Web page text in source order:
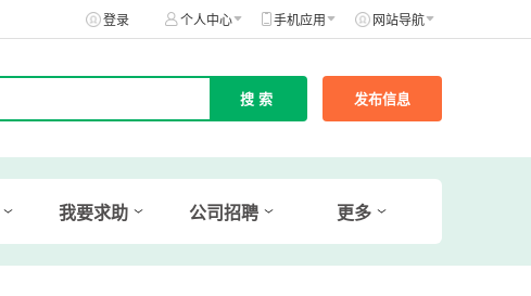
登录 个人中心 手机应用 网站导航
发布信息
我要求助 公司招聘 更多